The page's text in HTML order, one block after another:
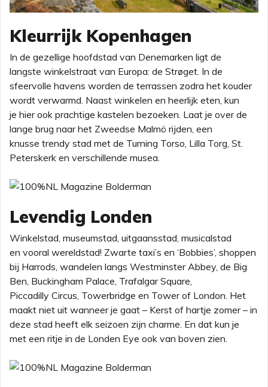
Kleurrijk Kopenhagen
In de gezellige hoofdstad van Denemarken ligt de
langste winkelstraat van Europa: de Strøget. In de
sfeervolle havens worden de terrassen zodra het kouder
wordt verwarmd. Naast winkelen en heerlijk eten, kun
je hier ook prachtige kastelen bezoeken. Laat je over de
lange brug naar het Zweedse Malmö rijden, een
knusse trendy stad met de Turning Torso, Lilla Torg, St.
Peterskerk en verschillende musea.
Levendig Londen
Winkelstad, museumstad, uitgaansstad, musicalstad
en vooral wereldstad! Zwarte taxi’s en ‘Bobbies’, shoppen
bij Harrods, wandelen langs Westminster Abbey, de Big
Ben, Buckingham Palace, Trafalgar Square,
Piccadilly Circus, Towerbridge en Tower of London. Het
maakt niet uit wanneer je gaat – Kerst of hartje zomer – in
deze stad heeft elk seizoen zijn charme. En dat kun je
met een ritje in de Londen Eye ook van boven zien.